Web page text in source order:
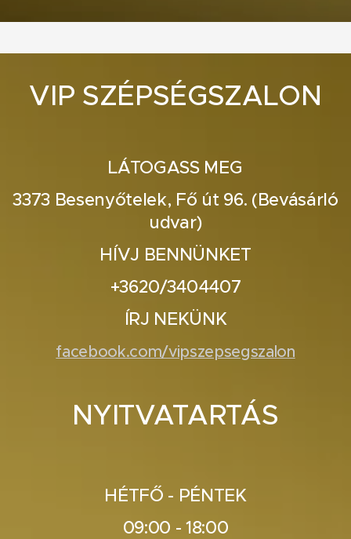
VIP SZÉPSÉGSZALON
LÁTOGASS MEG
3373 Besenyőtelek, Fő út 96. (Bevásárló
udvar)
HÍVJ BENNÜNKET
+3620/3404407
ÍRJ NEKÜNK
facebook.com/vipszepsegszalon
NYITVATARTÁS
HÉTFŐ - PÉNTEK
09:00 - 18:00